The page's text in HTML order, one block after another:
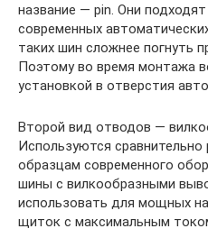
название — pin. Они
современных
таких шин сложнее погнуть
Поэтому во время монтажа
установкой в отверстия
Второй вид отводов —
Используются
образцам современного
шины с вилкообразными
использовать для мощных
щиток с максимальным